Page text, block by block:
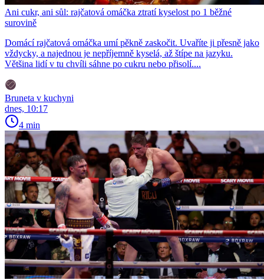
Ani cukr, ani sůl: rajčatová omáčka ztratí kyselost po 1 běžné
surovině
Domácí rajčatová omáčka umí pěkně zaskočit. Uvaříte ji přesně jako
vždycky, a najednou je nepříjemně kyselá, až štípe na jazyku.
Většina lidí v tu chvíli sáhne po cukru nebo přisolí....
Bruneta v kuchyni
dnes, 10:17
4 min